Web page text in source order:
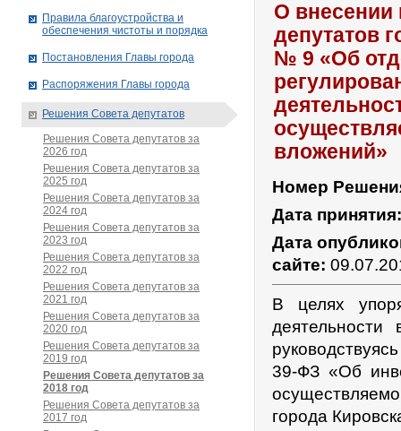
О внесении
депутатов
№ 9 «Об
вложений»
Номер
Дата
Дата
сайте:
В целях
39-ФЗ «Об
города
Правила благоустройства и
обеспечения чистоты и порядка
Постановления Главы города
Распоряжения Главы города
Решения Совета депутатов
Решения Совета депутатов за
2026 год
Решения Совета депутатов за
2025 год
Решения Совета депутатов за
2024 год
Решения Совета депутатов за
2023 год
Решения Совета депутатов за
2022 год
Решения Совета депутатов за
2021 год
Решения Совета депутатов за
2020 год
Решения Совета депутатов за
2019 год
Решения Совета депутатов за
2018 год
Решения Совета депутатов за
2017 год